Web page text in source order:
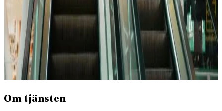
Om tjänsten